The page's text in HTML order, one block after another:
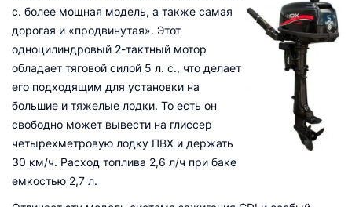
с. более мощная модель, а также самая
дорогая и «продвинутая». Этот
одноцилиндровый 2-тактный мотор
обладает тяговой силой 5 л. с., что делает
его подходящим для установки на
большие и тяжелые лодки. То есть он
свободно может вывести на глиссер
четырехметровую лодку ПВХ и держать
30 км/ч. Расход топлива 2,6 л/ч при баке
емкостью 2,7 л.